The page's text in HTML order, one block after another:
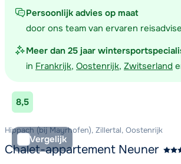
Persoonlijk advies op maat
door ons team van ervaren
Meer dan 25 jaar
in Frankrijk, Oostenrijk, Zwitserland
8,5
Vergelijk
Hippach (bij Mayrhofen), Zillertal, Oostenrijk
Chalet-appartement Neuner